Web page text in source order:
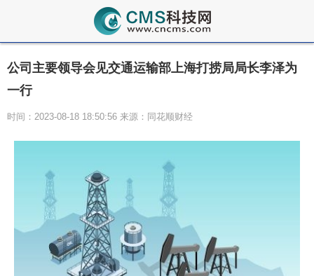
公司主要领导会见交通运输部上海打捞局局长李泽为
一行
时间：2023-08-18 18:50:56 来源：同花顺财经